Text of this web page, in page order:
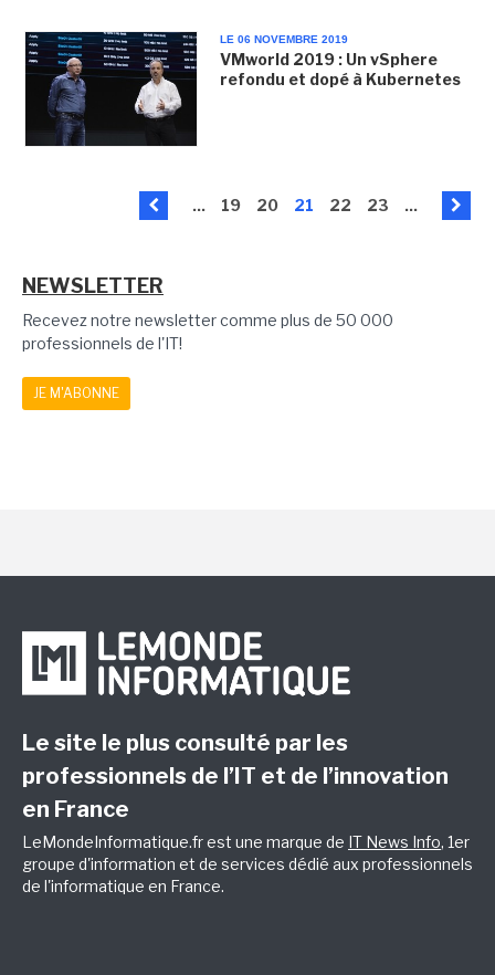
LE 06 NOVEMBRE 2019
VMworld 2019 : Un vSphere
refondu et dopé à Kubernetes
... 19 20 21 22 23 ...
NEWSLETTER
Recevez notre newsletter comme plus de 50 000
professionnels de l'IT!
JE M'ABONNE
Le site le plus consulté par les
professionnels de l’IT et de l’innovation
en France
LeMondeInformatique.fr est une marque de IT News Info, 1er
groupe d'information et de services dédié aux professionnels
de l'informatique en France.